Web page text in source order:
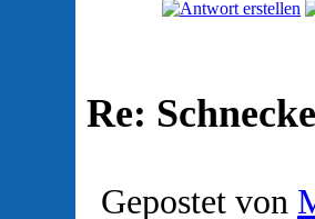
Re:
Gepostet von